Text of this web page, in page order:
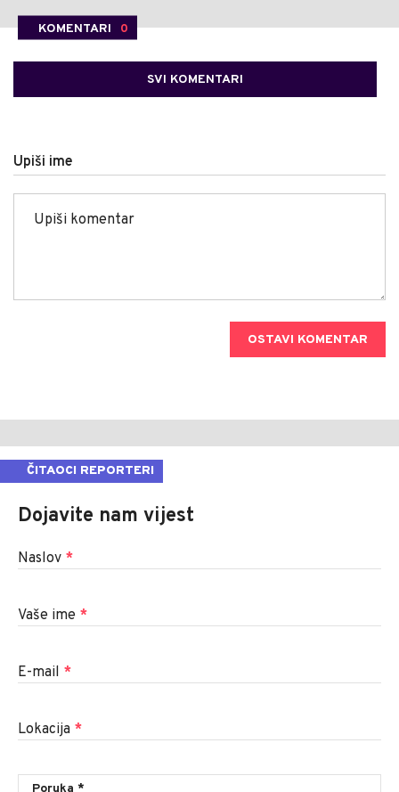
KOMENTARI 0
SVI KOMENTARI
Upiši ime
OSTAVI KOMENTAR
ČITAOCI REPORTERI
Dojavite nam vijest
Naslov *
Vaše ime *
E-mail *
Lokacija *